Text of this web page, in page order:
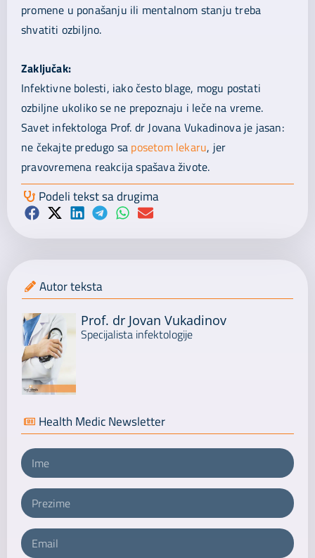
promene u ponašanju ili mentalnom stanju treba
shvatiti ozbiljno.
Zaključak:
Infektivne bolesti, iako često blage, mogu postati
ozbiljne ukoliko se ne prepoznaju i leče na vreme.
Savet infektologa Prof. dr Jovana Vukadinova je jasan:
ne čekajte predugo sa posetom lekaru, jer
pravovremena reakcija spašava živote.
Podeli tekst sa drugima
Autor teksta
Prof. dr Jovan Vukadinov
Specijalista infektologije
Health Medic Newsletter